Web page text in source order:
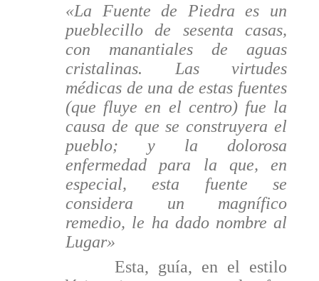
«La Fuente de Piedra es un
pueblecillo de sesenta casas,
con manantiales de aguas
cristalinas. Las virtudes
médicas de una de estas fuentes
(que fluye en el centro) fue la
causa de que se constru­yera el
pueblo; y la dolorosa
enfermedad para la que, en
especial, esta fuente se
considera un magnífico
remedio, le ha dado nombre al
Lugar»
Esta, guía, en el estilo